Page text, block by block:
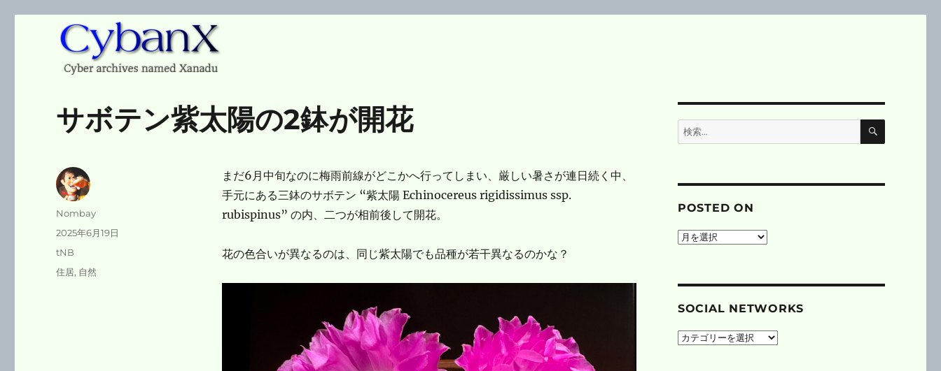
CybanX
サボテン紫太陽の2鉢が開花
まだ6月中旬なのに梅雨前線がどこかへ行ってしまい、厳しい暑さが連日続く中、
手元にある三鉢のサボテン “紫太陽 Echinocereus rigidissimus ssp.
rubispinus” の内、二つが相前後して開花。
花の色合いが異なるのは、同じ紫太陽でも品種が若干異なるのかな？
投
Nombay
投
2025年6月19日
カ
テ
tNB
タ
住居, 自然
検
索:
検
POSTED ON
posted
SOCIAL NETWORKS
social